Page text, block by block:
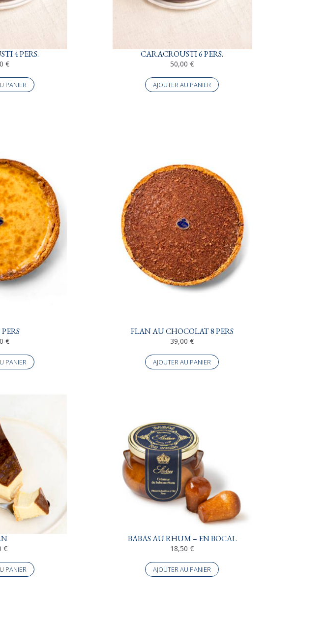
4 PERS.
€
PANIER
CARACROUSTI 6 PERS.
50,00€
AJOUTER AU PANIER
€
PANIER
FLAN AU CHOCOLAT 8 PERS
39,00€
AJOUTER AU PANIER
€
PANIER
BABAS AU RHUM – EN BOCAL
18,50€
AJOUTER AU PANIER